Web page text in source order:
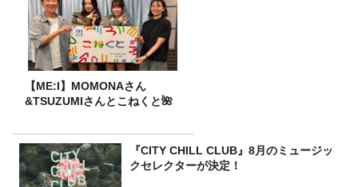
【ME:I】MOMONAさん
&TSUZUMIさんとこねくと🌺
『CITY CHILL CLUB』8月のミュージッ
クセレクターが決定！